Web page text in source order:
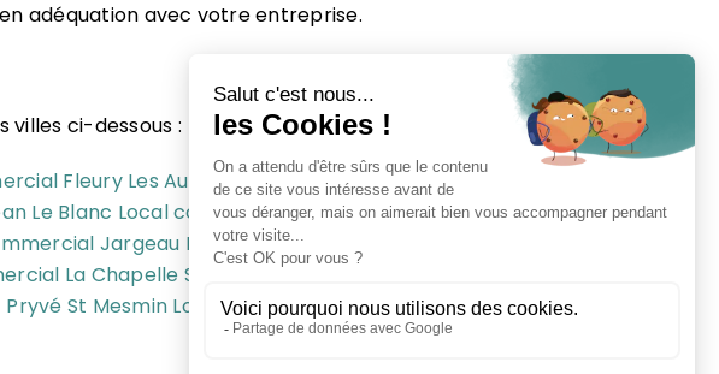
adéquation avec votre entreprise.
villes ci-dessous :
Fleury Les AubraisLocal commercial OlivetLocal commercial
Le Blanc Local commercial Montargis Local commercial Tavers
Jargeau Local commercial Artenay
La Chapelle Saint Mesmin
St Mesmin Local commercial Ingré